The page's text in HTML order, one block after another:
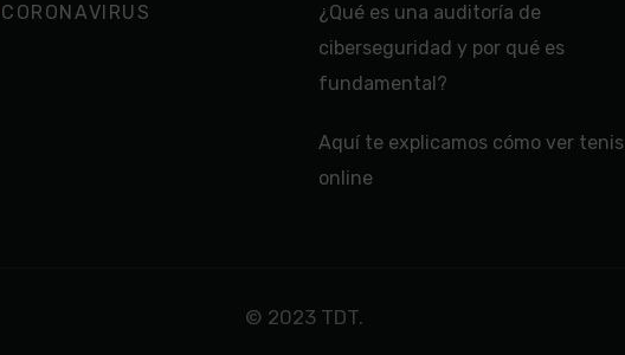
CORONAVIRUS
¿Qué es una auditoría de
ciberseguridad y por qué es
fundamental?
Aquí te explicamos cómo ver tenis
online
© 2023 TDT.